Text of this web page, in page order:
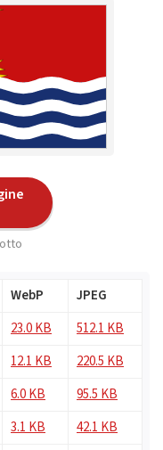
WebP
JPEG
23.0 KB
512.1 KB
12.1 KB
220.5 KB
6.0 KB
95.5 KB
3.1 KB
42.1 KB